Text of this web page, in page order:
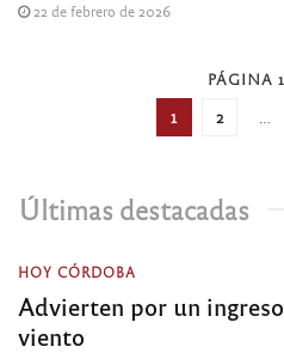
22 de febrero de 2026
PÁGINA
1 2
Últimas destacadas
HOY CÓRDOBA
Advierten por un
viento